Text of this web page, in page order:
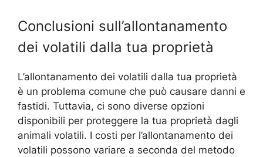
Conclusioni sull’allontanamento
dei volatili dalla tua proprietà
L’allontanamento dei volatili dalla tua proprietà
è un problema comune che può causare danni e
fastidi. Tuttavia, ci sono diverse opzioni
disponibili per proteggere la tua proprietà dagli
animali volatili. I costi per l’allontanamento dei
volatili possono variare a seconda del metodo